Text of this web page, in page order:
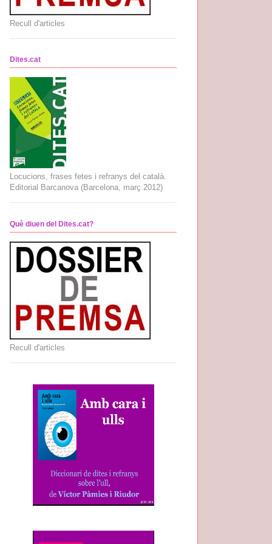
Recull d'articles
Dites.cat
Locucions, frases fetes i refranys del català.
Editorial Barcanova (Barcelona, març 2012)
Què diuen del Dites.cat?
Recull d'articles